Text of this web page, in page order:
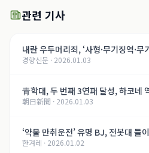
관련 기사
내란 우두머리죄, ‘사형·무기징역·무
란 재판, 윤석열의 운명은[법정 417호
경향신문 · 2026.01.03
青학대, 두 번째 3연패 달성, 하코네
朝日新聞 · 2026.01.03
‘약물 만취운전’ 유명 BJ, 전봇대 들
한겨레 · 2026.01.02